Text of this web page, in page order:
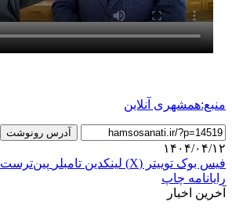
منبع:همشهری آنلاین
آدرس رونوشت
۱۴۰۴/۰۴/۱۲
فیس بوک توییتر (X) لینکدین ‫تامبلر ‫پین‌ترست
رایانامه چاپ
آخرین اخبار